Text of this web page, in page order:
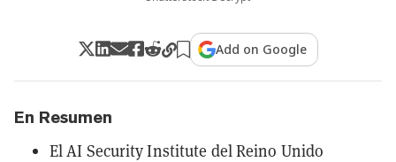
Add on Google
En Resumen
El AI Security Institute del Reino Unido